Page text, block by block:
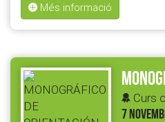
Més informació
Curs
7